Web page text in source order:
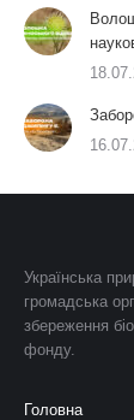
Українська
громадська
збереження
фонду.
Головна